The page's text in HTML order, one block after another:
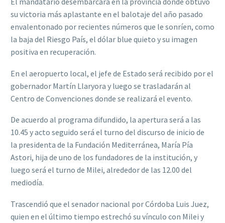
su victoria más aplastante en el balotaje del año pasado
envalentonado por recientes números que le sonríen, como
la baja del Riesgo País, el dólar blue quieto y su imagen
positiva en recuperación.
En el aeropuerto local, el jefe de Estado será recibido por el
gobernador Martín Llaryora y luego se trasladarán al
Centro de Convenciones donde se realizará el evento.
De acuerdo al programa difundido, la apertura será a las
10.45 y acto seguido será el turno del discurso de inicio de
la presidenta de la Fundación Mediterránea, María Pía
Astori, hija de uno de los fundadores de la institución, y
luego será el turno de Milei, alrededor de las 12.00 del
mediodía.
Trascendió que el senador nacional por Córdoba Luis Juez,
quien en el último tiempo estrechó su vínculo con Milei y